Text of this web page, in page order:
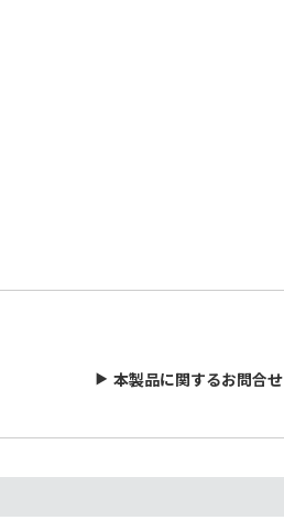
本製品に関するお問合せ